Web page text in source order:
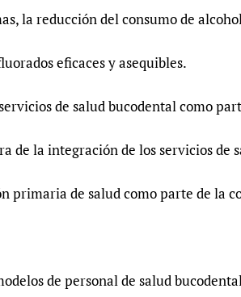
la reducción del consumo de
eficaces y asequibles.
de salud bucodental como
de la integración de los servicios de
primaria de salud como parte de la
de personal de salud